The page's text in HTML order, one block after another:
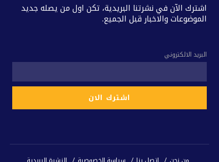
اشترك الآن في نشرتنا البريدية، تكن اول من يصله جديد
الموضوعات والاخبار قبل الجميع.
البريد الالكتروني